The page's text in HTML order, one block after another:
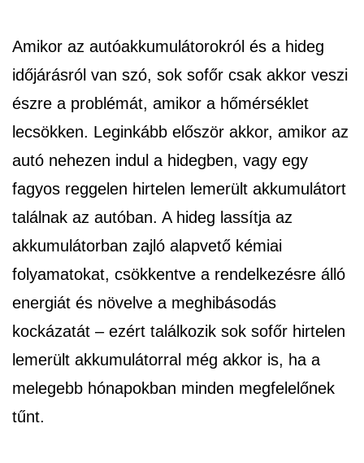
Amikor az autóakkumulátorokról és a hideg
időjárásról van szó, sok sofőr csak akkor veszi
észre a problémát, amikor a hőmérséklet
lecsökken. Leginkább először akkor, amikor az
autó nehezen indul a hidegben, vagy egy
fagyos reggelen hirtelen lemerült akkumulátort
találnak az autóban. A hideg lassítja az
akkumulátorban zajló alapvető kémiai
folyamatokat, csökkentve a rendelkezésre álló
energiát és növelve a meghibásodás
kockázatát – ezért találkozik sok sofőr hirtelen
lemerült akkumulátorral még akkor is, ha a
melegebb hónapokban minden megfelelőnek
tűnt.